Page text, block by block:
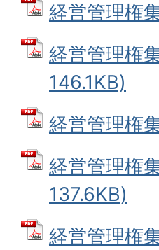
経営管理権
経営管理権
146.1KB)
経営管理権
経営管理権
137.6KB)
経営管理権